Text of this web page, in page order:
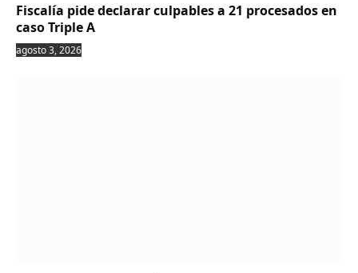
Fiscalía pide declarar culpables a 21 procesados en
caso Triple A
agosto 3, 2026